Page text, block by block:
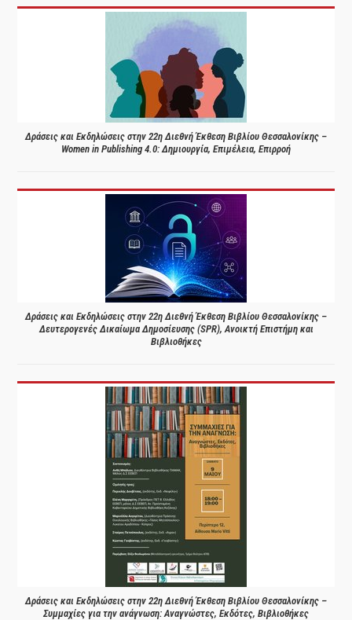
Δράσεις και Εκδηλώσεις στην 22η Διεθνή Έκθεση Βιβλίου Θεσσαλονίκης –
Women in Publishing 4.0: Δημιουργία, Επιμέλεια, Επιρροή
Δράσεις και Εκδηλώσεις στην 22η Διεθνή Έκθεση Βιβλίου Θεσσαλονίκης –
Δευτερογενές Δικαίωμα Δημοσίευσης (SPR), Ανοικτή Επιστήμη και
Βιβλιοθήκες
Δράσεις και Εκδηλώσεις στην 22η Διεθνή Έκθεση Βιβλίου Θεσσαλονίκης –
Συμμαχίες για την ανάγνωση: Αναγνώστες, Εκδότες, Βιβλιοθήκες